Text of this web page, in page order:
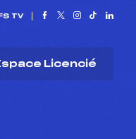
TV
Licencié